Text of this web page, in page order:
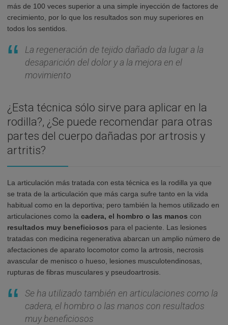
más de 100 veces superior a una simple inyección de factores de
crecimiento, por lo que los resultados son muy superiores en
todos los sentidos.
La regeneración de tejido dañado da lugar a la
desaparición del dolor y a la mejora en el
movimiento
¿Esta técnica sólo sirve para aplicar en la
rodilla?, ¿Se puede recomendar para otras
partes del cuerpo dañadas por artrosis y
artritis?
La articulación más tratada con esta técnica es la rodilla ya que
se trata de la articulación que más carga sufre tanto en la vida
habitual como en la deportiva; pero también la hemos utilizado en
articulaciones como la cadera, el hombro o las manos con
resultados muy beneficiosos para el paciente. Las lesiones
tratadas con medicina regenerativa abarcan un amplio número de
afectaciones de aparato locomotor como la artrosis, necrosis
avascular de menisco o hueso, lesiones musculotendinosas,
rupturas de fibras musculares y pseudoartrosis.
Se ha utilizado también en articulaciones como la
cadera, el hombro o las manos con resultados
muy beneficiosos